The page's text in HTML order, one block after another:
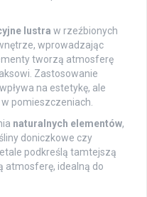
lustra w rzeźbionych
wprowadzając
tworzą atmosferę
Zastosowanie
na estetykę, ale
pomieszczeniach.
naturalnych elementów,
doniczkowe czy
podkreślą tamtejszą
atmosferę, idealną do